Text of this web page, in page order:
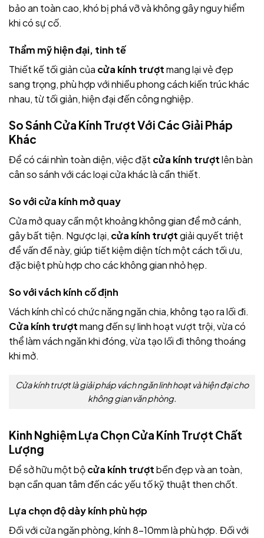
bảo an toàn cao, khó bị phá vỡ và không gây nguy hiểm
khi có sự cố.
Thẩm mỹ hiện đại, tinh tế
Thiết kế tối giản của cửa kính trượtmang lại vẻ đẹp
sang trọng, phù hợp với nhiều phong cách kiến trúc khác
nhau, từ tối giản, hiện đại đến công nghiệp.
So Sánh Cửa Kính Trượt Với Các Giải Pháp
Khác
Để có cái nhìn toàn diện, việc đặt cửa kính trượtlên bàn
cân so sánh với các loại cửa khác là cần thiết.
So với cửa kính mở quay
Cửa mở quay cần một khoảng không gian để mở cánh,
gây bất tiện. Ngược lại, cửa kính trượtgiải quyết triệt
để vấn đề này, giúp tiết kiệm diện tích một cách tối ưu,
đặc biệt phù hợp cho các không gian nhỏ hẹp.
So với vách kính cố định
Vách kính chỉ có chức năng ngăn chia, không tạo ra lối đi.
Cửa kính trượtmang đến sự linh hoạt vượt trội, vừa có
thể làm vách ngăn khi đóng, vừa tạo lối đi thông thoáng
khi mở.
Cửa kính trượt là giải pháp vách ngăn linh hoạt và hiện đại cho
không gian văn phòng.
Kinh Nghiệm Lựa Chọn Cửa Kính Trượt Chất
Lượng
Để sở hữu một bộcửa kính trượtbền đẹp và an toàn,
bạn cần quan tâm đến các yếu tố kỹ thuật then chốt.
Lựa chọn độ dày kính phù hợp
Đối với cửa ngăn phòng, kính 8-10mm là phù hợp. Đối với